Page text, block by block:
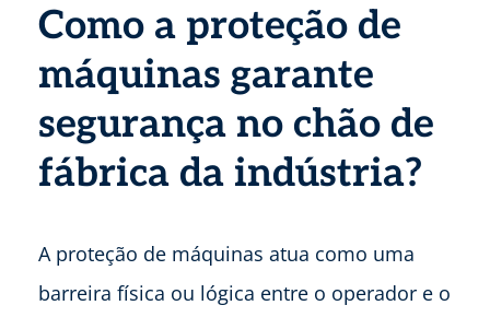
Como a proteção de
máquinas garante
segurança no chão de
fábrica da indústria?
A proteção de máquinas atua como uma
barreira física ou lógica entre o operador e o